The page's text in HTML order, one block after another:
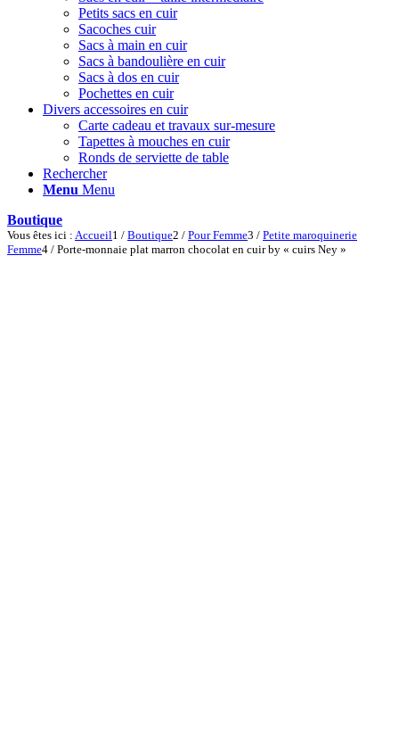
Petits sacs en cuir
Sacoches cuir
Sacs à main en cuir
Sacs à bandoulière en cuir
Sacs à dos en cuir
Pochettes en cuir
Divers accessoires en cuir
Carte cadeau et travaux sur-mesure
Tapettes à mouches en cuir
Ronds de serviette de table
Rechercher
Menu Menu
Boutique
Vous êtes ici : Accueil1 / Boutique2 / Pour Femme3 / Petite maroquinerie
Femme4 / Porte-monnaie plat marron chocolat en cuir by « cuirs Ney »